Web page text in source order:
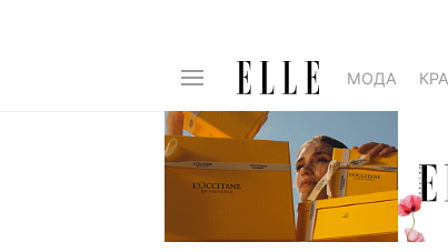
МОДА